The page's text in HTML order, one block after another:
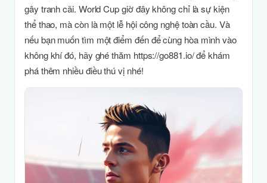
gây tranh cãi. World Cup giờ đây không chỉ là sự kiện
thể thao, mà còn là một lễ hội công nghệ toàn cầu. Và
nếu bạn muốn tìm một điểm đến để cùng hòa mình vào
không khí đó, hãy ghé thăm https://go881.io/ để khám
phá thêm nhiều điều thú vị nhé!